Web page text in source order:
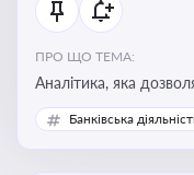
ПРО ЩО ТЕМА:
Аналітика, яка
фінансові ризики та
курсах валют можуть
Банківська